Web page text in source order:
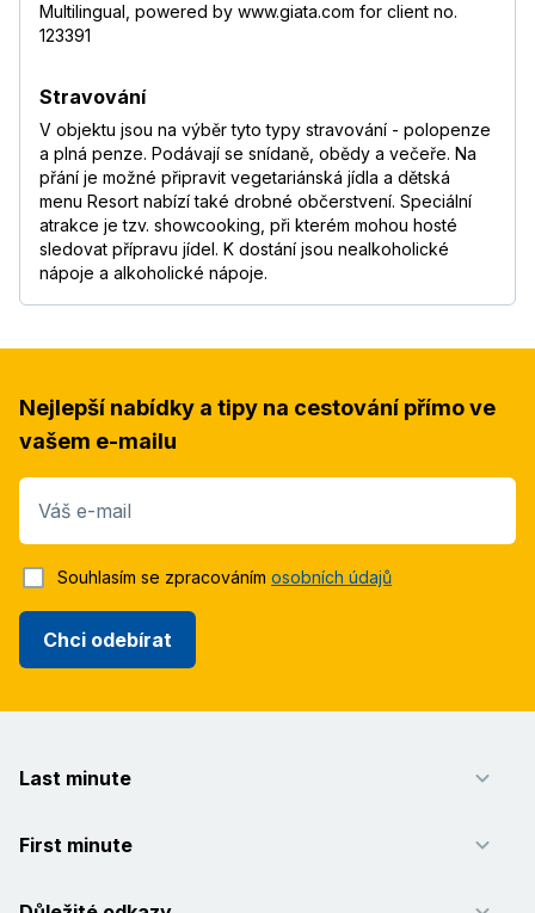
Multilingual, powered by www.giata.com for client no.
123391
Stravování
V objektu jsou na výběr tyto typy stravování - polopenze
a plná penze. Podávají se snídaně, obědy a večeře. Na
přání je možné připravit vegetariánská jídla a dětská
menu Resort nabízí také drobné občerstvení. Speciální
atrakce je tzv. showcooking, při kterém mohou hosté
sledovat přípravu jídel. K dostání jsou nealkoholické
nápoje a alkoholické nápoje.
Nejlepší nabídky a tipy na cestování přímo ve
vašem e-mailu
Váš e-mail
Chci odebírat
Souhlasím se zpracováním osobních údajů
Last minute
First minute